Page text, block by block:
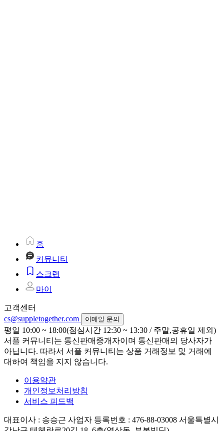
홈
커뮤니티
스크랩
마이
고객센터
cs@suppletogether.com
이메일 문의
평일 10:00 ~ 18:00(점심시간 12:30 ~ 13:30 / 주말,공휴일 제외)
서플 커뮤니티는 통신판매중개자이며 통신판매의 당사자가
아닙니다. 따라서 서플 커뮤니티는 상품 거래정보 및 거래에
대하여 책임을 지지 않습니다.
이용약관
개인정보처리방침
서비스 피드백
대표이사 : 송승근 사업자 등록번호 : 476-88-03008 서울특별시